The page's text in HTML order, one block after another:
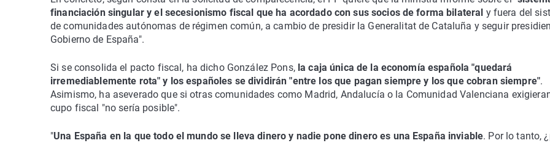
financiación singular y el secesionismo fiscal que ha acordado con sus socios de forma bilateral y fuera del
de comunidades autónomas de régimen común, a cambio de presidir la Generalitat de Cataluña y seguir
Gobierno de España".
Si se consolida el pacto fiscal, ha dicho González Pons, la caja única de la economía española "quedará
irremediablemente rota" y los españoles se dividirán "entre los que pagan siempre y los que cobran siempre".
Asimismo, ha aseverado que si otras comunidades como Madrid, Andalucía o la Comunidad Valenciana
cupo fiscal "no sería posible".
"Una España en la que todo el mundo se lleva dinero y nadie pone dinero es una España inviable. Por lo tanto,